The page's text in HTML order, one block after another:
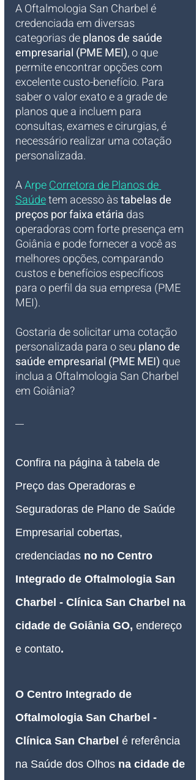
A Oftalmologia San Charbel é
credenciada em diversas
categorias de planos de saúde
empresarial (PME MEI), o que
permite encontrar opções com
excelente custo-benefício. Para
saber o valor exato e a grade de
planos que a incluem para
consultas, exames e cirurgias, é
necessário realizar uma cotação
personalizada.
A Arpe Corretora de Planos de
Saúde tem acesso às tabelas de
preços por faixa etária das
operadoras com forte presença em
Goiânia e pode fornecer a você as
melhores opções, comparando
custos e benefícios específicos
para o perfil da sua empresa (PME
MEI).
Gostaria de solicitar uma cotação
personalizada para o seu plano de
saúde empresarial (PME MEI) que
inclua a Oftalmologia San Charbel
em Goiânia?
__
Confira na página à tabela de
Preço das Operadoras e
Seguradoras de Plano de Saúde
Empresarial cobertas,
credenciadas no no Centro
Integrado de Oftalmologia San
Charbel - Clínica San Charbel na
cidade de Goiânia GO, endereço
e contato.
O Centro Integrado de
Oftalmologia San Charbel -
Clínica San Charbel é referência
na Saúde dos Olhos na cidade de